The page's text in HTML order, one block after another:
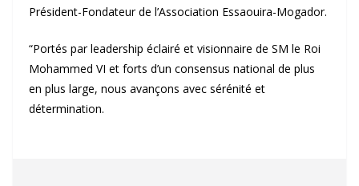
Président-Fondateur de l’Association Essaouira-Mogador.
“Portés par leadership éclairé et visionnaire de SM le Roi
Mohammed VI et forts d’un consensus national de plus
en plus large, nous avançons avec sérénité et
détermination.